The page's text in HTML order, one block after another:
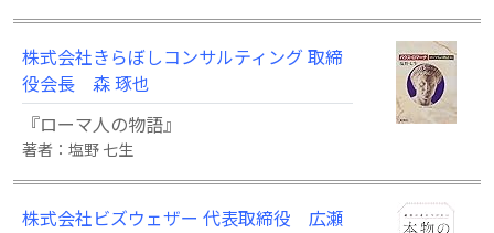
株式会社きらぼしコンサルティング 取締
役会長 森 琢也
『ローマ人の物語』
著者：塩野 七生
株式会社ビズウェザー 代表取締役 広瀬